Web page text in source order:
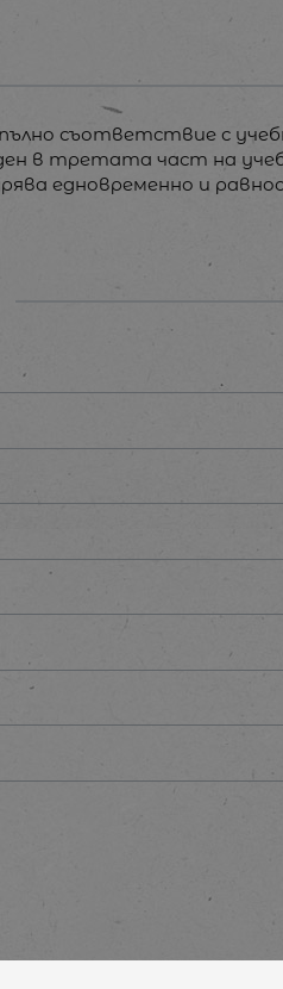
пълно съответствие с
в третата част на
едновременно и